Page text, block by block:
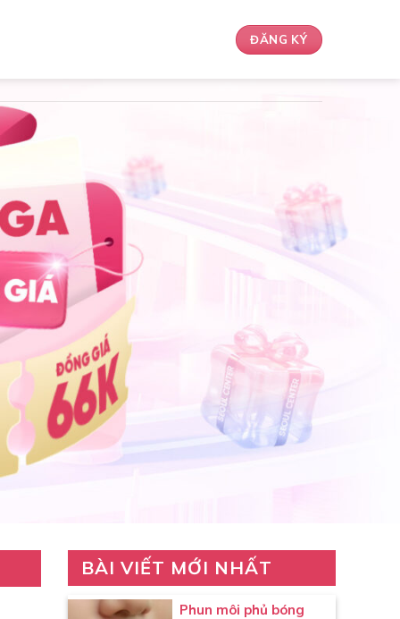
ĐĂNG KÝ
BÀI VIẾT MỚI NHẤT
Phun môi phủ bóng